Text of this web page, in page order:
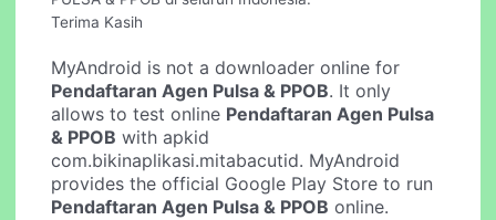
Terima Kasih
MyAndroid is not a downloader online for
Pendaftaran Agen Pulsa & PPOB. It only
allows to test online Pendaftaran Agen Pulsa
& PPOB with apkid
com.bikinaplikasi.mitabacutid. MyAndroid
provides the official Google Play Store to run
Pendaftaran Agen Pulsa & PPOB online.